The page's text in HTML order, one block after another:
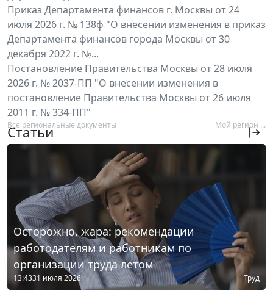
Приказ Департамента финансов г. Москвы от 24
июля 2026 г. № 138ф "О внесении изменения в приказ
Департамента финансов города Москвы от 30
декабря 2022 г. №...
Постановление Правительства Москвы от 28 июля
2026 г. № 2037-ПП "О внесении изменения в
постановление Правительства Москвы от 26 июля
2011 г. № 334-ПП"
Все региональные документы Мой регион ...
Статьи
Осторожно, жара: рекомендации
работодателям и работникам по
организации труда летом
13:4331 июля 2026 Труд